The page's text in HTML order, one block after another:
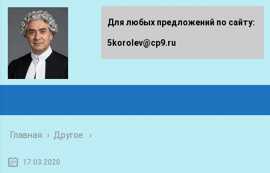
Главная › Другое
17.03.2020
Для любых предложений по сайту:
5korolev@cp9.ru